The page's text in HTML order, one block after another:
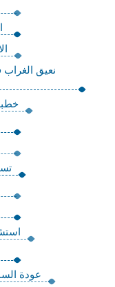
نعيق
عودة